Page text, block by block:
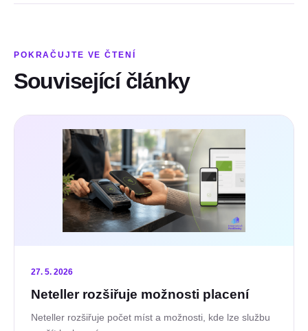
POKRAČUJTE VE ČTENÍ
Související články
27. 5. 2026
Neteller rozšiřuje možnosti placení
Neteller rozšiřuje počet míst a možnosti, kde lze službu